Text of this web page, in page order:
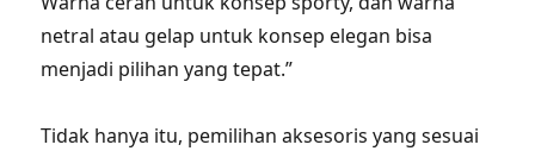
netral atau gelap untuk konsep elegan bisa
menjadi pilihan yang tepat.”
Tidak hanya itu, pemilihan aksesoris yang sesuai